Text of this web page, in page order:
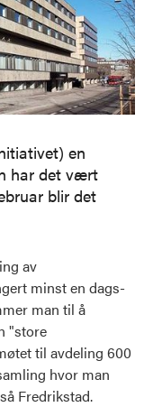
en
har det vært
blir det
av
minst en dags-
man til å
"store
til avdeling 600
hvor man
Fredrikstad.